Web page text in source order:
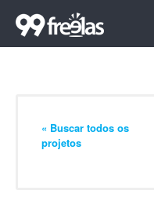
« Buscar todos os
projetos